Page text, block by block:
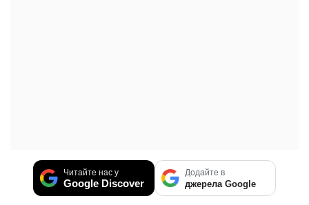
Читайте нас у
Google Discover
Додайте в
джерела Google